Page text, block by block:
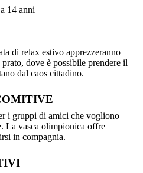
14 anni
di relax estivo apprezzeranno
dove è possibile prendere il
dal caos cittadino.
i gruppi di amici che vogliono
La vasca olimpionica offre
in compagnia.